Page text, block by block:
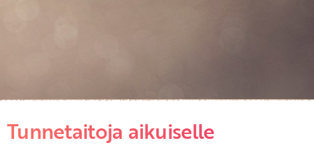
Tunnetaitoja aikuiselle